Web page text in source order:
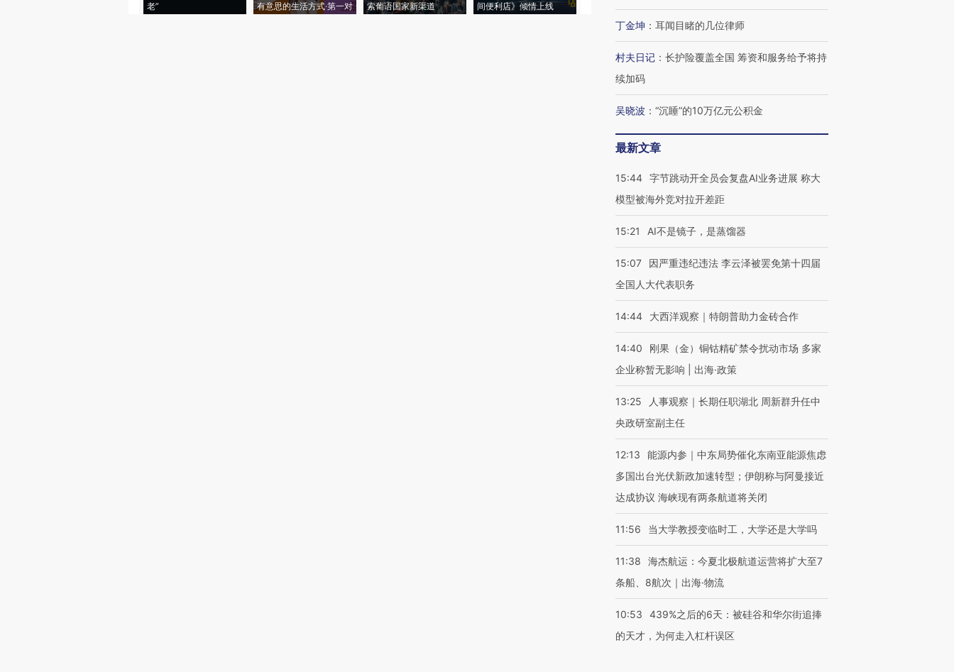
老”
有意思的生活方式·第一对
索葡语国家新渠道
间便利店》倾情上线
丁金坤 ： 耳闻目睹的几位律师
村夫日记 ： 长护险覆盖全国 筹资和服务给予将持
续加码
吴晓波 ： “沉睡”的10万亿元公积金
最新文章
15:44 字节跳动开全员会复盘AI业务进展 称大
模型被海外竞对拉开差距
15:21 AI不是镜子，是蒸馏器
15:07
因严重违纪违法 李云泽被罢免第十四届
全国人大代表职务
14:44 大西洋观察｜特朗普助力金砖合作
14:40
刚果（金）铜钴精矿禁令扰动市场 多家
企业称暂无影响 | 出海·政策
13:25
人事观察｜长期任职湖北 周新群升任中
央政研室副主任
12:13
能源内参｜中东局势催化东南亚能源焦虑
多国出台光伏新政加速转型；伊朗称与阿曼接近
达成协议 海峡现有两条航道将关闭
11:56 当大学教授变临时工，大学还是大学吗
11:38
海杰航运：今夏北极航道运营将扩大至7
条船、8航次｜出海·物流
10:53
439%之后的6天：被硅谷和华尔街追捧
的天才，为何走入杠杆误区